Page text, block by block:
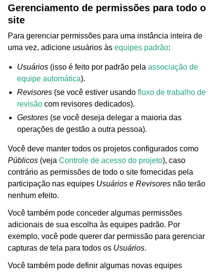
Gerenciamento de permissões para todo o
site
Para gerenciar permissões para uma instância inteira de
uma vez, adicione usuários às equipes padrão:
Usuários (isso é feito por padrão pelaassociação de
equipe automática).
Revisores (se você estiver usandofluxo de trabalho de
revisão com revisores dedicados).
Gestores (se você deseja delegar a maioria das
operações de gestão a outra pessoa).
Você deve manter todos os projetos configurados como
Públicos (veja Controle de acesso do projeto), caso
contrário as permissões de todo o site fornecidas pela
participação nas equipes Usuários e Revisores não terão
nenhum efeito.
Você também pode conceder algumas permissões
adicionais de sua escolha às equipes padrão. Por
exemplo, você pode querer dar permissão para gerenciar
capturas de tela para todos os Usuários.
Você também pode definir algumas novas equipes